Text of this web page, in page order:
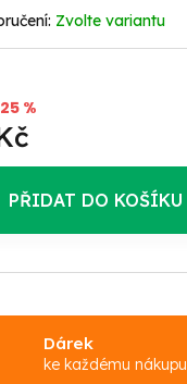
Zvolte variantu
%
PŘIDAT DO KOŠÍKU
Dárek
ke každému nákupu